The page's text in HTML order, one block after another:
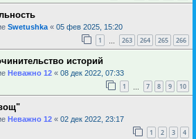
Swetushka « 05 фев 2025, 15:20
1 263 264 265 266
историй
Неважно 12 « 08 дек 2022, 07:33
1 7 8 9 10
Неважно 12 « 02 дек 2022, 23:17
1 2 3 4